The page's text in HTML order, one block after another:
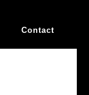
Contact